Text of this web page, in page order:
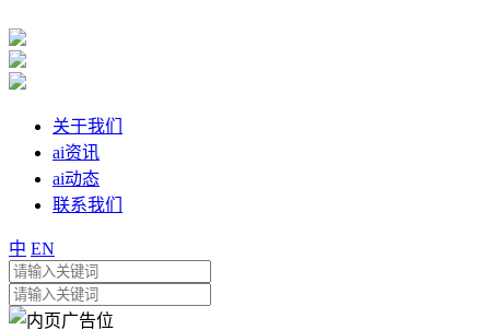
关于我们
ai资讯
ai动态
联系我们
中 EN